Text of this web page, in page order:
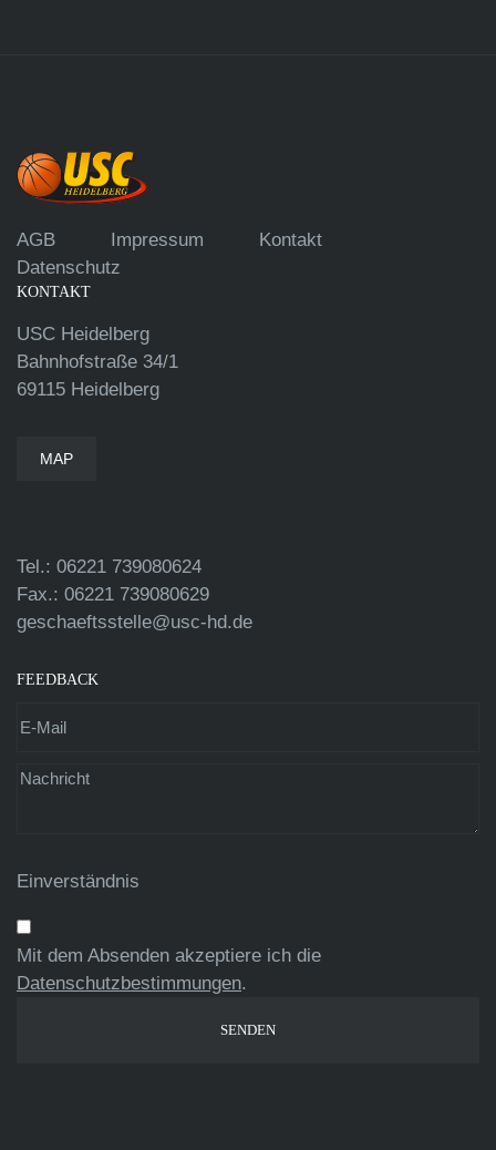
AGB Impressum
Kontakt
Datenschutz
KONTAKT
USC Heidelberg
Bahnhofstraße 34/1
69115 Heidelberg
MAP
Tel.: 06221 739080624
Fax.: 06221 739080629
geschaeftsstelle@usc-hd.de
FEEDBACK
Einverständnis
Mit dem Absenden akzeptiere ich die
Datenschutzbestimmungen.